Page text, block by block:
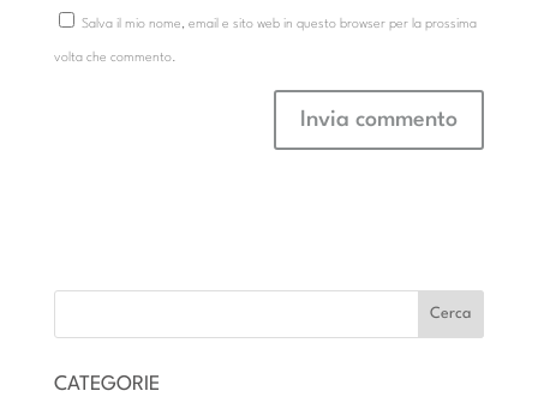
Salva il mio nome, email e sito web in questo browser per la prossima
volta che commento.
CATEGORIE